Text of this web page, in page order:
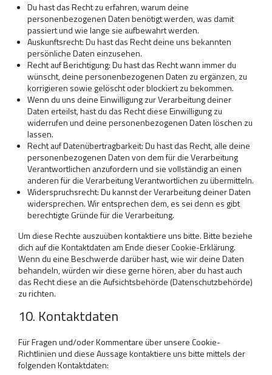
Du hast das Recht zu erfahren, warum deine
personenbezogenen Daten benötigt werden, was damit
passiert und wie lange sie aufbewahrt werden.
Auskunftsrecht: Du hast das Recht deine uns bekannten
persönliche Daten einzusehen.
Recht auf Berichtigung: Du hast das Recht wann immer du
wünscht, deine personenbezogenen Daten zu ergänzen, zu
korrigieren sowie gelöscht oder blockiert zu bekommen.
Wenn du uns deine Einwilligung zur Verarbeitung deiner
Daten erteilst, hast du das Recht diese Einwilligung zu
widerrufen und deine personenbezogenen Daten löschen zu
lassen.
Recht auf Datenübertragbarkeit: Du hast das Recht, alle deine
personenbezogenen Daten von dem für die Verarbeitung
Verantwortlichen anzufordern und sie vollständig an einen
anderen für die Verarbeitung Verantwortlichen zu übermitteln.
Widerspruchsrecht: Du kannst der Verarbeitung deiner Daten
widersprechen. Wir entsprechen dem, es sei denn es gibt
berechtigte Gründe für die Verarbeitung.
Um diese Rechte auszuüben kontaktiere uns bitte. Bitte beziehe
dich auf die Kontaktdaten am Ende dieser Cookie-Erklärung.
Wenn du eine Beschwerde darüber hast, wie wir deine Daten
behandeln, würden wir diese gerne hören, aber du hast auch
das Recht diese an die Aufsichtsbehörde (Datenschutzbehörde)
zu richten.
10. Kontaktdaten
Für Fragen und/oder Kommentare über unsere Cookie-
Richtlinien und diese Aussage kontaktiere uns bitte mittels der
folgenden Kontaktdaten: